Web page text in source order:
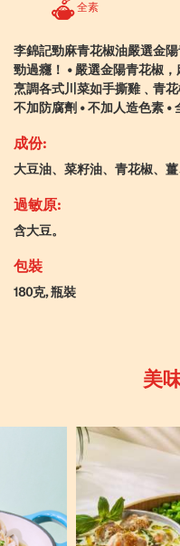
全素
李錦記勁麻青花椒油嚴選金
勁過癮！ • 嚴選金陽青花椒
烹調各式川菜如手撕雞﹑青
不加防腐劑 • 不加人造色素 •
成份:
大豆油、菜籽油、青花椒、
過敏原:
含大豆。
包裝
180克, 瓶裝
美